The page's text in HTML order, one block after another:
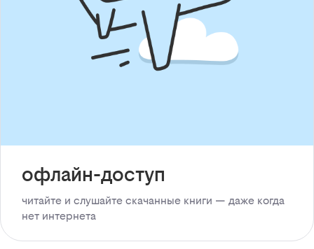
офлайн-доступ
читайте и слушайте скачанные книги — даже когда
нет интернета